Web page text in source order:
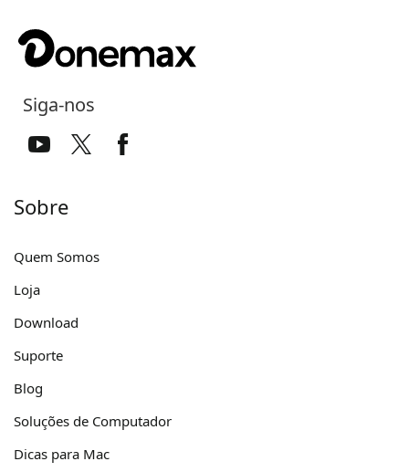
Siga-nos
Sobre
Quem Somos
Loja
Download
Suporte
Blog
Soluções de Computador
Dicas para Mac